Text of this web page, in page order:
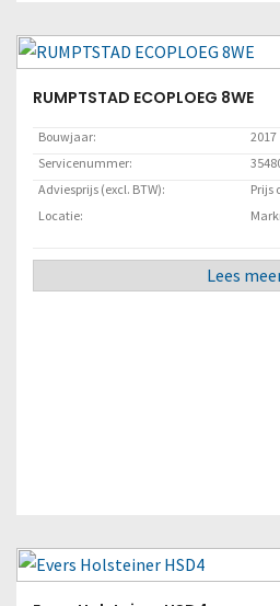
RUMPTSTAD ECOPLOEG 8WE
Bouwjaar:
2017
Servicenummer:
Adviesprijs (excl. BTW):
Prijs
Locatie:
Lees